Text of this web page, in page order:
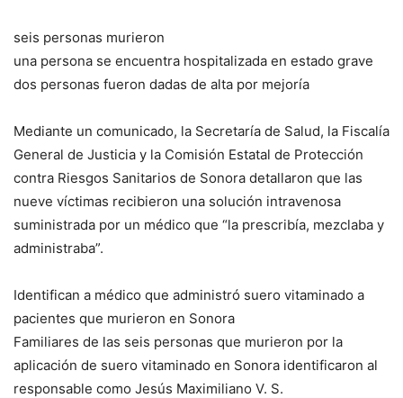
seis personas murieron
una persona se encuentra hospitalizada en estado grave
dos personas fueron dadas de alta por mejoría
Mediante un comunicado, la Secretaría de Salud, la Fiscalía
General de Justicia y la Comisión Estatal de Protección
contra Riesgos Sanitarios de Sonora detallaron que las
nueve víctimas recibieron una solución intravenosa
suministrada por un médico que “la prescribía, mezclaba y
administraba”.
Identifican a médico que administró suero vitaminado a
pacientes que murieron en Sonora
Familiares de las seis personas que murieron por la
aplicación de suero vitaminado en Sonora identificaron al
responsable como Jesús Maximiliano V. S.